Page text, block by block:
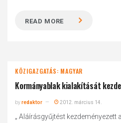
READ MORE
KÖZIGAZGATÁS: MAGYAR
Kormányablak kialakítását
byredaktor 2012. március 14.
„ Aláírásgyűjtést kezdeményezett